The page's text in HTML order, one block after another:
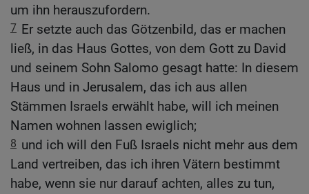
um ihn herauszufordern.
7 Er setzte auch das Götzenbild, das er machen
ließ, in das Haus Gottes, von dem Gott zu David
und seinem Sohn Salomo gesagt hatte: In diesem
Haus und in Jerusalem, das ich aus allen
Stämmen Israels erwählt habe, will ich meinen
Namen wohnen lassen ewiglich;
8 und ich will den Fuß Israels nicht mehr aus dem
Land vertreiben, das ich ihren Vätern bestimmt
habe, wenn sie nur darauf achten, alles zu tun,